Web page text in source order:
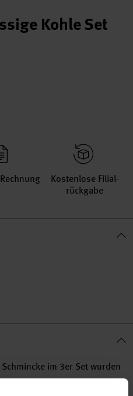
Kohle Set
Kosten­lose Filial­
rückgabe
im 3er Set wurden